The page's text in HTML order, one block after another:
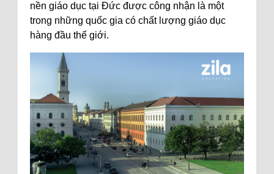
nền giáo dục tại Đức được công nhận là một
trong những quốc gia có chất lượng giáo dục
hàng đầu thế giới.